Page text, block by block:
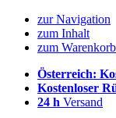
zur Navigation
zum Inhalt
zum Warenkorb
Österreich:
Kostenloser
24 h Versand